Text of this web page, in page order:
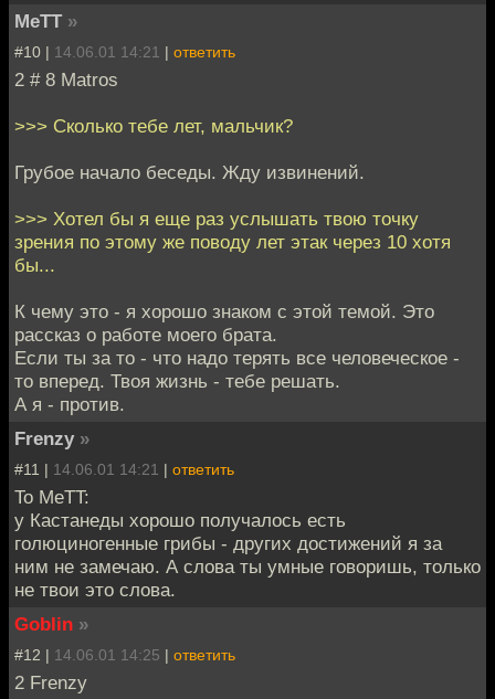
MeTT »
#10 | 14.06.01 14:21 | ответить
2 # 8 Matros
>>> Сколько тебе лет, мальчик?
Грубое начало беседы. Жду извинений.
>>> Хотел бы я еще раз услышать твою точку
зрения по этому же поводу лет этак через 10 хотя
бы...
К чему это - я хорошо знаком с этой темой. Это
рассказ о работе моего брата.
Если ты за то - что надо терять все человеческое -
то вперед. Твоя жизнь - тебе решать.
А я - против.
Frenzy »
#11 | 14.06.01 14:21 | ответить
To MeTT:
у Кастанеды хорошо получалось есть
голюциногенные грибы - других достижений я за
ним не замечаю. А слова ты умные говоришь, только
не твои это слова.
Goblin »
#12 | 14.06.01 14:25 | ответить
2 Frenzy